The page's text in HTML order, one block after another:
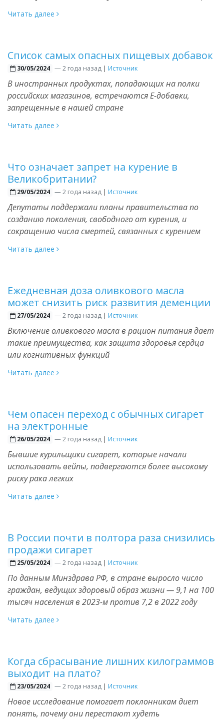
Читать далее
Список самых опасных пищевых добавок
30/05/2024 —2 года назад | Источник
В иностранных продуктах, попадающих на полки
российских магазинов, встречаются Е-добавки,
запрещенные в нашей стране
Читать далее
Что означает запрет на курение в
Великобритании?
29/05/2024 —2 года назад | Источник
Депутаты поддержали планы правительства по
созданию поколения, свободного от курения, и
сокращению числа смертей, связанных с курением
Читать далее
Ежедневная доза оливкового масла
может снизить риск развития деменции
27/05/2024 —2 года назад | Источник
Включение оливкового масла в рацион питания дает
такие преимущества, как защита здоровья сердца
или когнитивных функций
Читать далее
Чем опасен переход с обычных сигарет
на электронные
26/05/2024 —2 года назад | Источник
Бывшие курильщики сигарет, которые начали
использовать вейпы, подвергаются более высокому
риску рака легких
Читать далее
В России почти в полтора раза снизились
продажи сигарет
25/05/2024 —2 года назад | Источник
По данным Минздрава РФ, в стране выросло число
граждан, ведущих здоровый образ жизни — 9,1 на 100
тысяч населения в 2023-м против 7,2 в 2022 году
Читать далее
Когда сбрасывание лишних килограммов
выходит на плато?
23/05/2024 —2 года назад | Источник
Новое исследование помогает поклонникам диет
понять, почему они перестают худеть